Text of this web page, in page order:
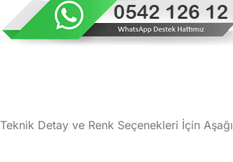
Teknik Detay ve Renk Seçenekleri İçin